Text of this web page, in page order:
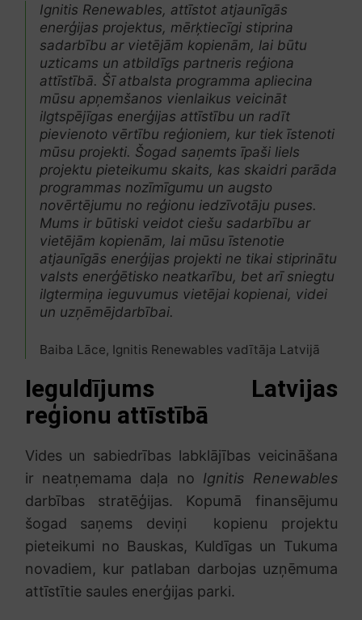
Ignitis Renewables, attīstot atjaunīgās
enerģijas projektus, mērķtiecīgi stiprina
sadarbību ar vietējām kopienām, lai būtu
uzticams un atbildīgs partneris reģiona
attīstībā. Šī atbalsta programma apliecina
mūsu apņemšanos vienlaikus veicināt
ilgtspējīgas enerģijas attīstību un radīt
pievienoto vērtību reģioniem, kur tiek īstenoti
mūsu projekti. Šogad saņemts īpaši liels
projektu pieteikumu skaits, kas skaidri parāda
programmas nozīmīgumu un augsto
novērtējumu no reģionu iedzīvotāju puses.
Mums ir būtiski veidot ciešu sadarbību ar
vietējām kopienām, lai mūsu īstenotie
atjaunīgās enerģijas projekti ne tikai stiprinātu
valsts enerģētisko neatkarību, bet arī sniegtu
ilgtermiņa ieguvumus vietējai kopienai, videi
un uzņēmējdarbībai.
Baiba Lāce, Ignitis Renewables vadītāja Latvijā
Ieguldījums Latvijas
reģionu attīstībā
Vides un sabiedrības labklājības veicināšana
ir neatņemama daļa no Ignitis Renewables
darbības stratēģijas. Kopumā finansējumu
šogad saņems deviņi kopienu projektu
pieteikumi no Bauskas, Kuldīgas un Tukuma
novadiem, kur patlaban darbojas uzņēmuma
attīstītie saules enerģijas parki.